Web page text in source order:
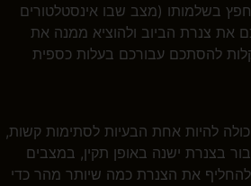
בשלמותו (מצב שבו אינסטלטורים
את צנרת הביוב ולהוציא ממנה את
להסתכם עבורכם בעלות כספית
להיות אחת הבעיות לסתימות קשות,
בצנרת ישנה באופן תקין, במצבים
את הצנרת כמה שיותר מהר כדי